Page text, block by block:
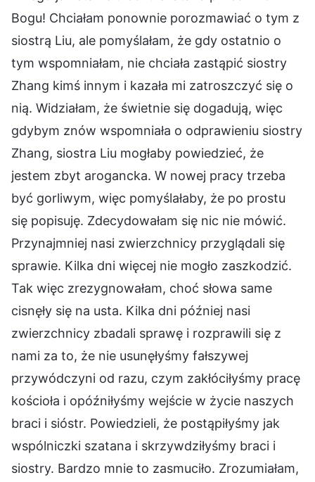
Bogu! Chciałam ponownie porozmawiać o tym z
siostrą Liu, ale pomyślałam, że gdy ostatnio o
tym wspomniałam, nie chciała zastąpić siostry
Zhang kimś innym i kazała mi zatroszczyć się o
nią. Widziałam, że świetnie się dogadują, więc
gdybym znów wspomniała o odprawieniu siostry
Zhang, siostra Liu mogłaby powiedzieć, że
jestem zbyt arogancka. W nowej pracy trzeba
być gorliwym, więc pomyślałaby, że po prostu
się popisuję. Zdecydowałam się nic nie mówić.
Przynajmniej nasi zwierzchnicy przyglądali się
sprawie. Kilka dni więcej nie mogło zaszkodzić.
Tak więc zrezygnowałam, choć słowa same
cisnęły się na usta. Kilka dni później nasi
zwierzchnicy zbadali sprawę i rozprawili się z
nami za to, że nie usunęłyśmy fałszywej
przywódczyni od razu, czym zakłóciłyśmy pracę
kościoła i opóźniłyśmy wejście w życie naszych
braci i sióstr. Powiedzieli, że postąpiłyśmy jak
wspólniczki szatana i skrzywdziłyśmy braci i
siostry. Bardzo mnie to zasmuciło. Zrozumiałam,